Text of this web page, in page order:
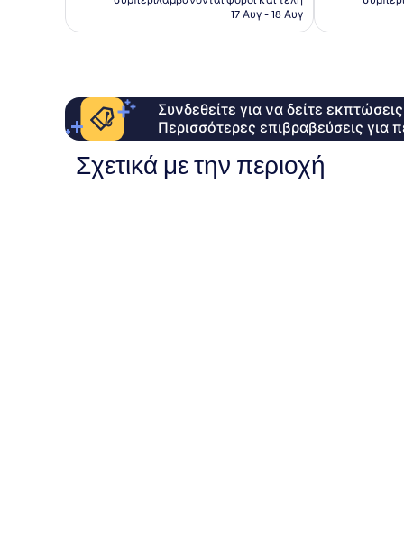
είναι
17 Αυγ - 18 Αυγ
Συνδεθείτε για να δείτε
Περισσότερες επιβραβεύσεις για
Σχετικά με την περιοχή